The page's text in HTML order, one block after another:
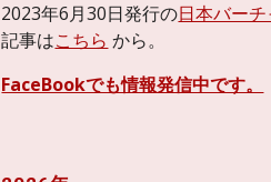
2023年6月30日発行の日本バー
記事はこちら から。
FaceBookでも情報発信中です。